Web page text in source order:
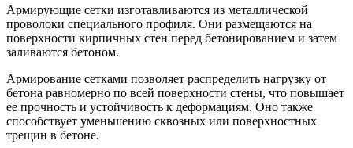
Армирующие сетки изготавливаются из металлической
проволоки специального профиля. Они размещаются на
поверхности кирпичных стен перед бетонированием и затем
заливаются бетоном.
Армирование сетками позволяет распределить нагрузку от
бетона равномерно по всей поверхности стены, что повышает
ее прочность и устойчивость к деформациям. Оно также
способствует уменьшению сквозных или поверхностных
трещин в бетоне.